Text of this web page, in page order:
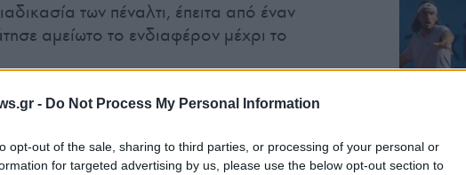
- Do Not Process My Personal Information
opt-out of the sale, sharing to third parties, or processing of your personal or
for targeted advertising by us, please use the below opt-out section to
των πέναλτι, έπειτα από έναν
αμείωτο το ενδιαφέρον μέχρι το